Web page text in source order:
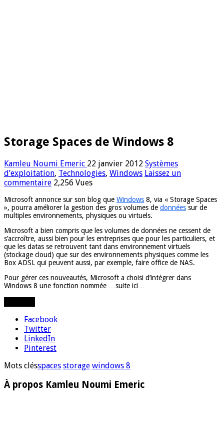
Storage Spaces de Windows 8
Kamleu Noumi Emeric 22 janvier 2012 Systèmes
d’exploitation, Technologies, Windows Laissez un
commentaire 2,256 Vues
Microsoft annonce sur son blog que Windows 8, via « Storage Spaces
», pourra améliorer la gestion des gros volumes de données sur de
multiples environnements, physiques ou virtuels.
Microsoft a bien compris que les volumes de données ne cessent de
s’accroître, aussi bien pour les entreprises que pour les particuliers, et
que les datas se retrouvent tant dans environnement virtuels
(stockage cloud) que sur des environnements physiques comme les
Box ADSL qui peuvent aussi, par exemple, faire office de NAS.
Pour gérer ces nouveautés, Microsoft a choisi d’intégrer dans
Windows 8 une fonction nommée …suite ici…
Facebook
Twitter
LinkedIn
Pinterest
Mots clésspaces storage windows 8
À propos Kamleu Noumi Emeric